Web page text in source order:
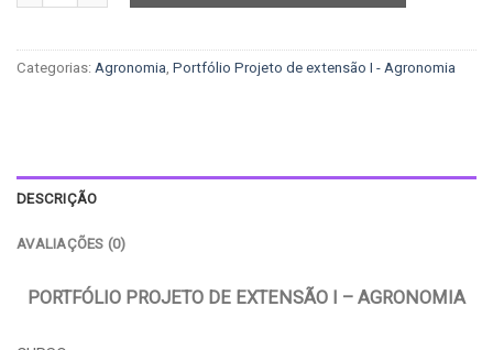
Categorias: Agronomia Portfólio Projeto de extensão I - Agronomia
DESCRIÇÃO
AVALIAÇÕES (0)
PORTFÓLIO PROJETO DE EXTENSÃO I – AGRONOMIA